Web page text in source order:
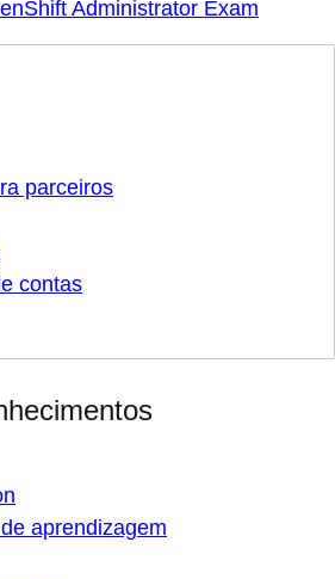
Administrator Exam
parceiros
contas
aprendizagem